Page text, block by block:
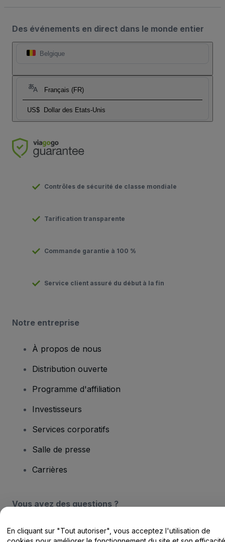
Des événements en direct dans le monde entier
Belgique
Français (FR)
US$ Dollar des Etats-Unis
Contrôles de sécurité de classe mondiale
Tarification transparente
Commande garantie à 100 %
Service client assuré du début à la fin
Notre entreprise
À propos de nous
Distribution ouverte
Programme d'affiliation
Investisseurs
Services corporatifs
Salle de presse
Carrières
Vous avez des questions ?
Centre d'assistance / Nous contacter
En cliquant sur "Tout autoriser", vous acceptez l'utilisation de